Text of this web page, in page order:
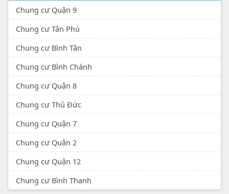
Chung cư Quận 9
Chung cư Tân Phú
Chung cư Bình Tân
Chung cư Bình Chánh
Chung cư Quận 8
Chung cư Thủ Đức
Chung cư Quận 7
Chung cư Quận 2
Chung cư Quận 12
Chung cư Bình Thạnh